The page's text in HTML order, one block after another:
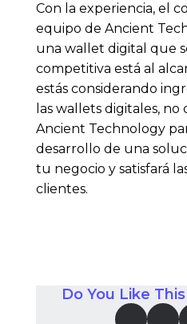
Con la experiencia, el
equipo de Ancient
una wallet digital que
competitiva está al
estás considerando
las wallets digitales,
Ancient Technology
desarrollo de una
tu negocio y satisfará
clientes.
Do You Like